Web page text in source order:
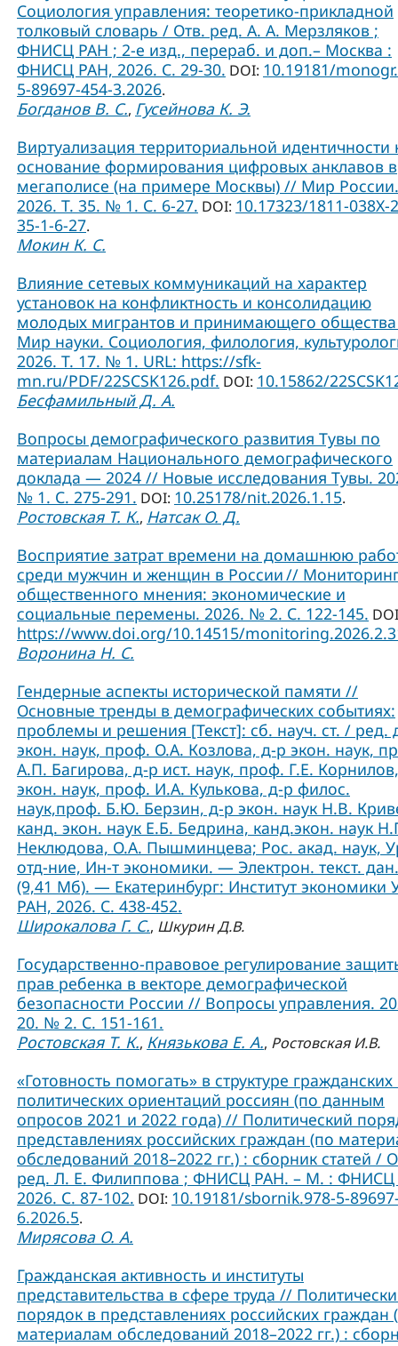
Социология управления: теоретико-прикладной
толковый словарь / Отв. ред. А. А. Мерзляков ;
ФНИСЦ РАН ; 2-е изд., перераб. и доп.– Москва :
ФНИСЦ РАН, 2026. С. 29-30. DOI: 10.19181/
5-89697-454-3.2026.
Богданов В. С., Гусейнова К. Э.
Виртуализация территориальной идентичности
основание формирования цифровых анклавов в
мегаполисе (на примере Москвы) // Мир России.
2026. Т. 35. № 1. С. 6-27. DOI: 10.17323/1811-038Х-
35-1-6-27.
Мокин К. С.
Влияние сетевых коммуникаций на характер
установок на конфликтность и консолидацию
молодых мигрантов и принимающего
Мир науки. Социология, филология,
2026. Т. 17. № 1. URL: https://sfk-
mn.ru/PDF/22SCSK126.pdf. DOI: 10.15862/
Бесфамильный Д. А.
Вопросы демографического развития Тувы по
материалам Национального демографического
доклада — 2024 // Новые исследования Тувы.
№ 1. С. 275-291. DOI: 10.25178/nit.2026.1.15.
Ростовская Т. К., Натсак О. Д.
Восприятие затрат времени на домашнюю
среди мужчин и женщин в России //
общественного мнения: экономические и
социальные перемены. 2026. № 2. С. 122-145.
https://www.doi.org/10.14515/
Воронина Н. С.
Гендерные аспекты исторической памяти //
Основные тренды в демографических событиях:
проблемы и решения [Текст]: сб. науч. ст. / ред.
экон. наук, проф. О.А. Козлова, д-р экон. наук,
А.П. Багирова, д-р ист. наук, проф. Г.Е.
экон. наук, проф. И.А. Кулькова, д-р филос.
наук,проф. Б.Ю. Берзин, д-р экон. наук Н.В.
канд. экон. наук Е.Б. Бедрина, канд.экон. наук
Неклюдова, О.А. Пышминцева; Рос. акад. наук,
отд-ние, Ин-т экономики. — Электрон. текст. дан.
(9,41 Мб). — Екатеринбург: Институт экономики
РАН, 2026. С. 438-452.
Широкалова Г. С., Шкурин Д.В.
Государственно-правовое регулирование
прав ребенка в векторе демографической
безопасности России // Вопросы управления.
20. № 2. С. 151-161.
Ростовская Т. К., Князькова Е. А., Ростовская И.В.
«Готовность помогать» в структуре гражданских
политических ориентаций россиян (по данным
опросов 2021 и 2022 года) // Политический
представлениях российских граждан (по
обследований 2018–2022 гг.) : сборник статей /
ред. Л. Е. Филиппова ; ФНИСЦ РАН. – М. : ФНИСЦ
2026. C. 87-102. DOI: 10.19181/sbornik.978-5-
6.2026.5.
Мирясова О. А.
Гражданская активность и институты
представительства в сфере труда //
порядок в представлениях российских граждан
материалам обследований 2018–2022 гг.) :